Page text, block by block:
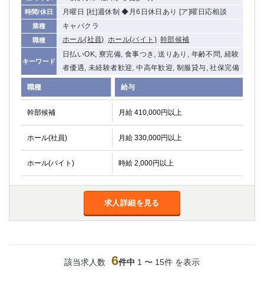
時間/休日 月曜日 [社]週休制 ◆月6日休日あり [ア]曜日応相談
業種 キャバクラ
職種 ホール(社員) ホール(バイト) 幹部候補
キーワード
日払いOK, 寮完備, 食事つき, 送りあり, 年齢不問, 経験
者優遇, 未経験者歓迎, 中高年歓迎, 制服貸与, 社保完備
職種 給与
幹部候補 月給 410,000円以上
ホール(社員) 月給 330,000円以上
ホール(バイト) 時給 2,000円以上
求人詳細を見る
該当求人数 6件中 1 〜 15件 を表示